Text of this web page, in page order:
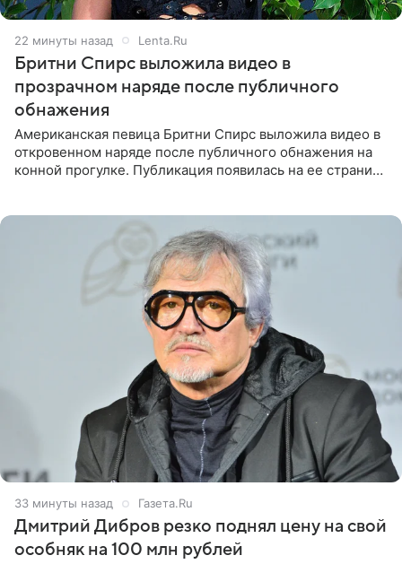
22 минуты назад Lenta.Ru
Бритни Спирс выложила видео в
прозрачном наряде после публичного
обнажения
Американская певица Бритни Спирс выложила видео в
откровенном наряде после публичного обнажения на
конной прогулке. Публикация появилась на ее странице
33 минуты назад Газета.Ru
Дмитрий Дибров резко поднял цену на свой
особняк на 100 млн рублей